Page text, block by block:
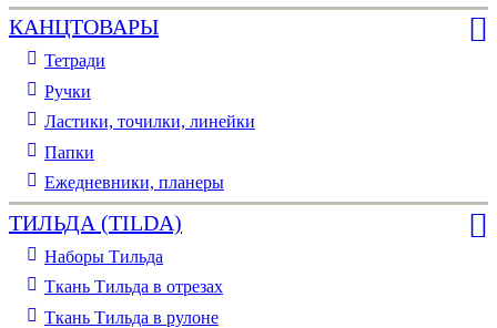
КАНЦТОВАРЫ
Тетради
Ручки
Ластики, точилки, линейки
Папки
Ежедневники, планеры
ТИЛЬДА (TILDA)
Наборы Тильда
Ткань Тильда в отрезах
Ткань Тильда в рулоне